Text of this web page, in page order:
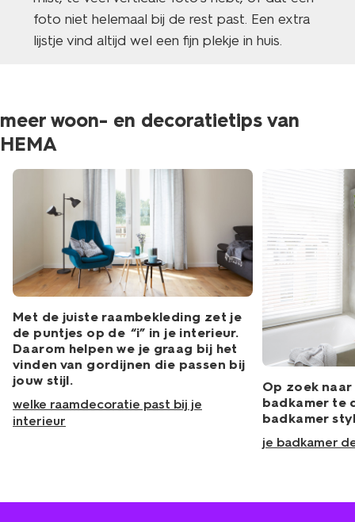
foto niet helemaal bij de rest past. Een extra
lijstje vind altijd wel een fijn plekje in huis.
meer woon- en decoratietips van
HEMA
Met de juiste raambekleding zet je
de puntjes op de “i” in je interieur.
Daarom helpen we je graag bij het
vinden van gordijnen die passen bij
jouw stijl.
welke raamdecoratie past bij je
interieur
Op zoek
badkamer te
badkamer
je badkamer